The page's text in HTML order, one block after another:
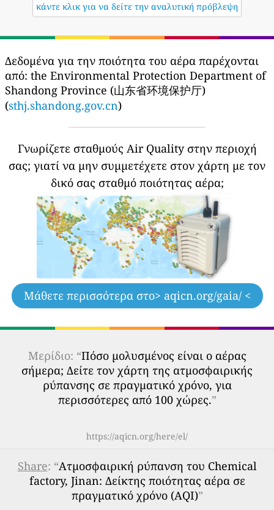
κάντε κλικ για να δείτε την αναλυτική πρόβλεψη
Δεδομένα για την ποιότητα του αέρα παρέχονται
από: the Environmental Protection Department of
Shandong Province (山东省环境保护厅)
(sthj.shandong.gov.cn)
Γνωρίζετε σταθμούς Air Quality στην περιοχή
σας; γιατί να μην συμμετέχετε στον χάρτη με τον
δικό σας σταθμό ποιότητας αέρα;
Μάθετε περισσότερα στο> aqicn.org/gaia/ <
Μερίδιο: “Πόσο μολυσμένος είναι ο αέρας
σήμερα; Δείτε τον χάρτη της ατμοσφαιρικής
ρύπανσης σε πραγματικό χρόνο, για
περισσότερες από 100 χώρες.”
https://aqicn.org/here/el/
Share: “Ατμοσφαιρική ρύπανση του Chemical
factory, Jinan: Δείκτης ποιότητας αέρα σε
πραγματικό χρόνο (AQI)”